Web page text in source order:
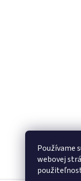
Používame
webovej